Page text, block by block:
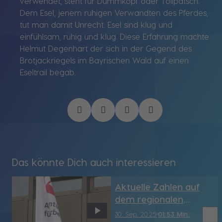
Dem Esel, jenem ruhigen Verwandten des Pferdes,
tut man damit Unrecht. Esel sind klug und
einfühlsam, ruhig und klug. Diese Erfahrung machte
Helmut Degenhart der sich in der Gegend des
Brotjackriegels im Bayrischen Wald auf einen
Eseltrail begab.
Das könnte Dich auch interessieren
30. Sep. 202501:53 Min.
Aktuelle Zahlen auf
dem regionalen
Arbeitsmarkt